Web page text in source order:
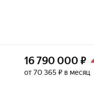
16 790 000 ₽
от 70 365 ₽ в месяц